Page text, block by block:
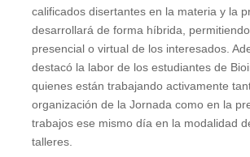
calificados disertantes en la materia y la
desarrollará de forma híbrida,
presencial o virtual de los interesados.
destacó la labor de los estudiantes de
quienes están trabajando activamente
organización de la Jornada como en la
trabajos ese mismo día en la modalidad
talleres.